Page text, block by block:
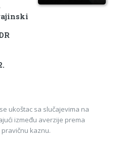
ukoštac sa slučajevima na
između averzije prema
kaznu.